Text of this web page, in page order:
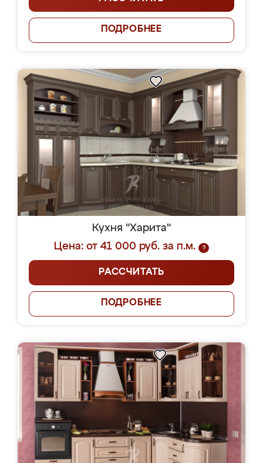
ПОДРОБНЕЕ
Кухня "Харита"
Цена: от 41 000 руб. за п.м.
?
РАССЧИТАТЬ
ПОДРОБНЕЕ